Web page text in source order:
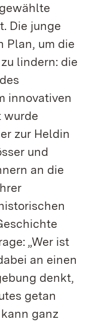
Die junge
Plan, um die
lindern: die
innovativen
wurde
zur Heldin
und
an die
„Wer ist
an einen
denkt,
getan
ganz